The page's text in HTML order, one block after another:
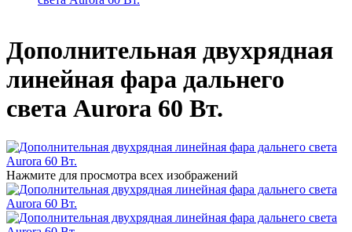
Дополнительная двухрядная
линейная фара дальнего
света Aurora 60 Вт.
Нажмите для просмотра всех изображений